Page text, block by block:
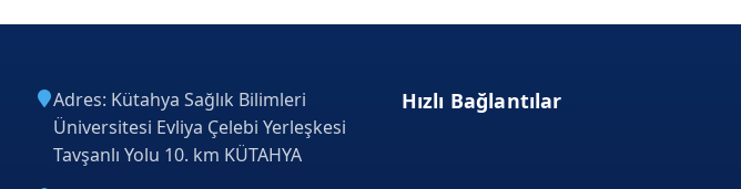
Adres: Kütahya Sağlık Bilimleri
Üniversitesi Evliya Çelebi Yerleşkesi
Tavşanlı Yolu 10. km KÜTAHYA
Hızlı Bağlantılar